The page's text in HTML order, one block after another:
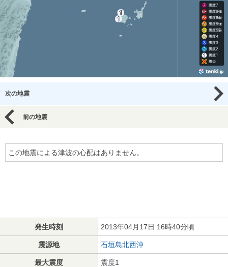
次の地震
前の地震
この地震による津波の心配はありません。
発生時刻 2013年04月17日 16時40分頃
震源地 石垣島北西沖
最大震度 震度1